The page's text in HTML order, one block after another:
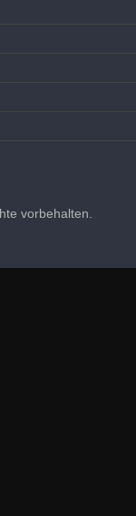
vorbehalten.